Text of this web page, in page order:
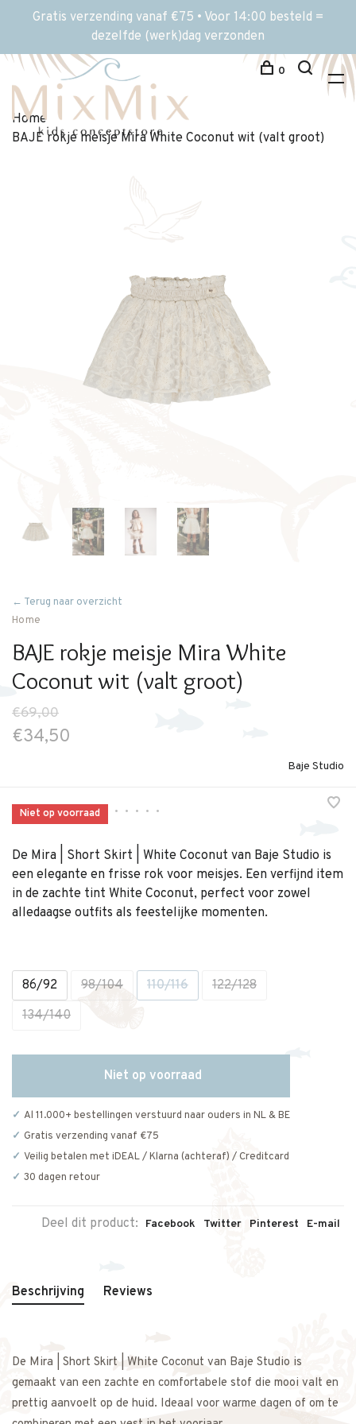
Gratis verzending vanaf €75 • Voor 14:00 besteld =
dezelfde (werk)dag verzonden
0
Home
BAJE rokje meisje Mira White Coconut wit (valt groot)
← Terug naar overzicht
Home
BAJE rokje meisje Mira White
Coconut wit (valt groot)
€69,00
€34,50
Baje Studio
Niet op voorraad • • • • •
De Mira | Short Skirt | White Coconut van Baje Studio is
een elegante en frisse rok voor meisjes. Een verfijnd item
in de zachte tint White Coconut, perfect voor zowel
alledaagse outfits als feestelijke momenten.
86/92 98/104 110/116
122/128
134/140
Niet op voorraad
Al 11.000+ bestellingen verstuurd naar ouders in NL & BE
Gratis verzending vanaf €75
Veilig betalen met iDEAL / Klarna (achteraf) / Creditcard
30 dagen retour
Deel dit product: Facebook Twitter Pinterest E-mail
Beschrijving Reviews
De Mira | Short Skirt | White Coconut van Baje Studio is
gemaakt van een zachte en comfortabele stof die mooi valt en
prettig aanvoelt op de huid. Ideaal voor warme dagen of om te